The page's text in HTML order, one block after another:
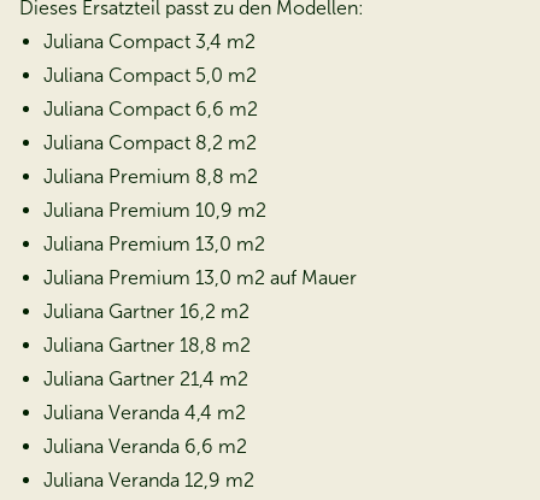
Dieses Ersatzteil passt zu den Modellen:
Juliana Compact 3,4 m2
Juliana Compact 5,0 m2
Juliana Compact 6,6 m2
Juliana Compact 8,2 m2
Juliana Premium 8,8 m2
Juliana Premium 10,9 m2
Juliana Premium 13,0 m2
Juliana Premium 13,0 m2 auf Mauer
Juliana Gartner 16,2 m2
Juliana Gartner 18,8 m2
Juliana Gartner 21,4 m2
Juliana Veranda 4,4 m2
Juliana Veranda 6,6 m2
Juliana Veranda 12,9 m2